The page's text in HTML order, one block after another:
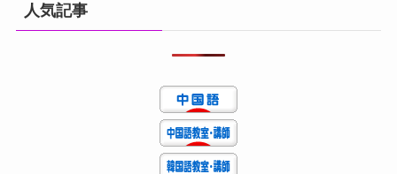
人気記事